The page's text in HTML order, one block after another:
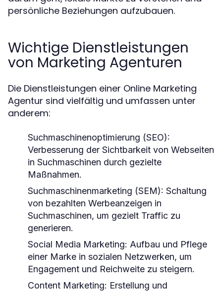
persönliche Beziehungen aufzubauen.
Wichtige Dienstleistungen
von Marketing Agenturen
Die Dienstleistungen einer Online Marketing
Agentur sind vielfältig und umfassen unter
anderem:
Suchmaschinenoptimierung (SEO):
Verbesserung der Sichtbarkeit von Webseiten
in Suchmaschinen durch gezielte
Maßnahmen.
Suchmaschinenmarketing (SEM): Schaltung
von bezahlten Werbeanzeigen in
Suchmaschinen, um gezielt Traffic zu
generieren.
Social Media Marketing: Aufbau und Pflege
einer Marke in sozialen Netzwerken, um
Engagement und Reichweite zu steigern.
Content Marketing: Erstellung und